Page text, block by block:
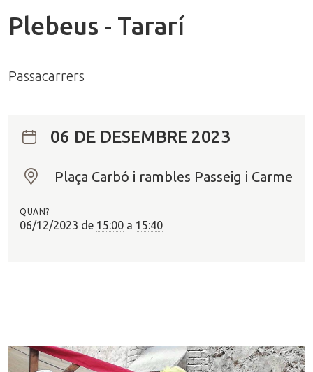
Plebeus - Tararí
Passacarrers
06 DE DESEMBRE 2023
O
?
Plaça Carbó i rambles Passeig i Carme
QUAN?
06/12/2023 de 15:00 a 15:40